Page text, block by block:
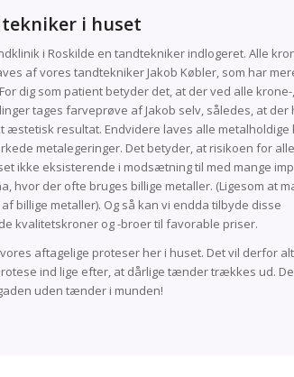
i huset
i Roskilde en tandtekniker indlogeret. Alle
af vores tandtekniker Jakob Købler, som har
dig som patient betyder det, at der ved alle
tages farveprøve af Jakob selv, således, at der
æstetisk resultat. Endvidere laves alle metalholdige
metalegeringer. Det betyder, at risikoen for
ikke eksisterende i modsætning til med mange
hvor der ofte bruges billige metaller. (Ligesom at
billige metaller). Og så kan vi endda tilbyde disse
kvalitetskroner og -broer til favorable priser.
aftagelige proteser her i huset. Det vil derfor
ind lige efter, at dårlige tænder trækkes ud.
uden tænder i munden!